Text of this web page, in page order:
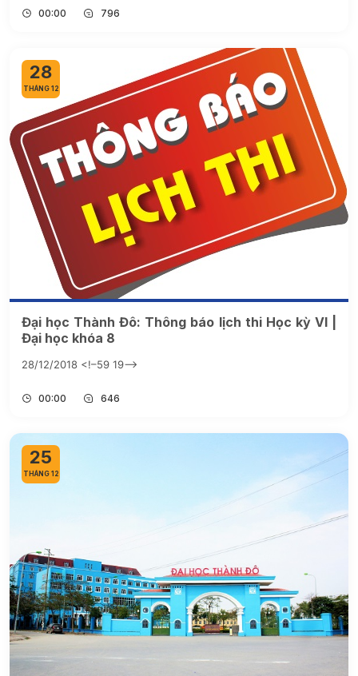
00:00 796
28
THÁNG 12
Đại học Thành Đô: Thông báo lịch thi Học kỳ VI |
Đại học khóa 8
28/12/2018 <!–59 19–>
00:00 646
25
THÁNG 12